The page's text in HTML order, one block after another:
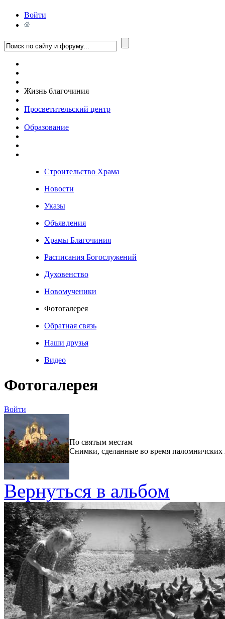
Войти
Жизнь благочиния
Просветительский центр
Образование
Строительство Храма
Новости
Указы
Объявления
Храмы Благочиния
Расписания Богослужений
Духовенство
Новомученики
Фотогалерея
Обратная связь
Наши друзья
Видео
Фотогалерея
Войти
По святым местам
Снимки, сделанные во время паломничских
Вернуться в альбом